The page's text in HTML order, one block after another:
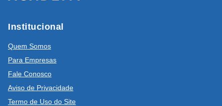
Institucional
Quem Somos
Para Empresas
Fale Conosco
Aviso de Privacidade
Termo de Uso do Site